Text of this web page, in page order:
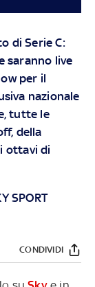
di Serie C:
saranno live
per il
nazionale
tutte le
della
ottavi di
SPORT
CONDIVIDI